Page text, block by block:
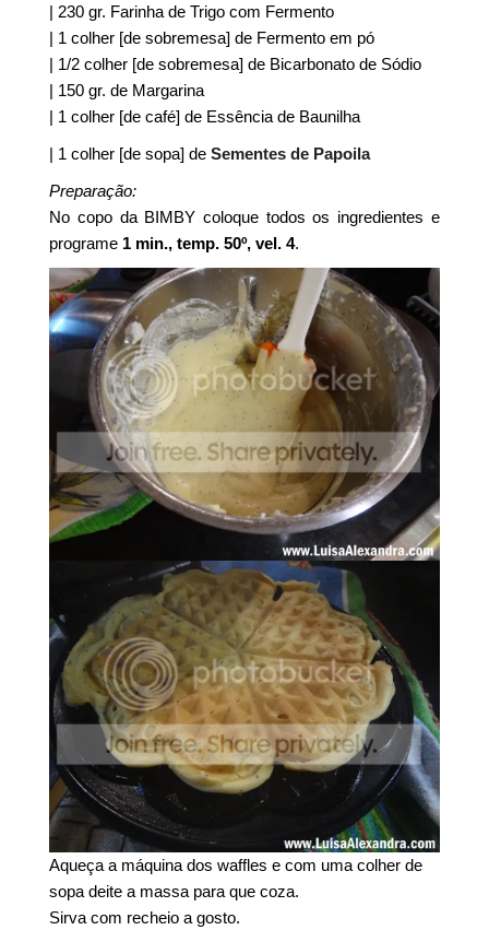
| 230 gr. Farinha de Trigo com Fermento
| 1 colher [de sobremesa] de Fermento em pó
| 1/2 colher [de sobremesa] de Bicarbonato de Sódio
| 150 gr. de Margarina
| 1 colher [de café] de Essência de Baunilha
| 1 colher [de sopa] deSementes de Papoila
Preparação:
No copo da BIMBY coloque todos os ingredientes e
programe 1 min., temp. 50º, vel. 4.
Aqueça a máquina dos waffles e com uma colher de
sopa deite a massa para que coza.
Sirva com recheio a gosto.